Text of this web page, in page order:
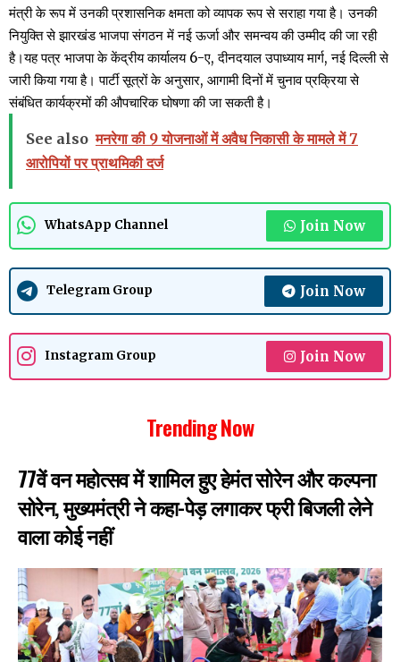
मंत्री के रूप में उनकी प्रशासनिक क्षमता को व्यापक रूप से सराहा गया है। उनकी
नियुक्ति से झारखंड भाजपा संगठन में नई ऊर्जा और समन्वय की उम्मीद की जा रही
है।यह पत्र भाजपा के केंद्रीय कार्यालय 6-ए, दीनदयाल उपाध्याय मार्ग, नई दिल्ली से
जारी किया गया है। पार्टी सूत्रों के अनुसार, आगामी दिनों में चुनाव प्रक्रिया से
संबंधित कार्यक्रमों की औपचारिक घोषणा की जा सकती है।
See also मनरेगा की 9 योजनाओं में अवैध निकासी के मामले में 7
आरोपियों पर प्राथमिकी दर्ज
WhatsApp Channel Join Now
Telegram Group Join Now
Instagram Group Join Now
Trending Now
77वें वन महोत्सव में शामिल हुए हेमंत सोरेन और कल्पना
सोरेन, मुख्यमंत्री ने कहा-पेड़ लगाकर फ्री बिजली लेने
वाला कोई नहीं